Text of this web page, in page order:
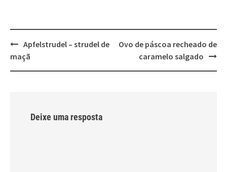
Post
navigation
Apfelstrudel – strudel de
maçã
Ovo de páscoa recheado de
caramelo salgado
Deixe uma resposta